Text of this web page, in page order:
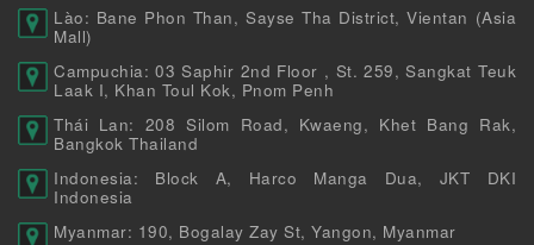
Lào: Bane Phon Than, Sayse Tha District, Vientan (Asia
Mall)
Campuchia: 03 Saphir 2nd Floor , St. 259, Sangkat Teuk
Laak I, Khan Toul Kok, Pnom Penh
Thái Lan: 208 Silom Road, Kwaeng, Khet Bang Rak,
Bangkok Thailand
Indonesia: Block A, Harco Manga Dua, JKT DKI
Indonesia
Myanmar: 190, Bogalay Zay St, Yangon, Myanmar